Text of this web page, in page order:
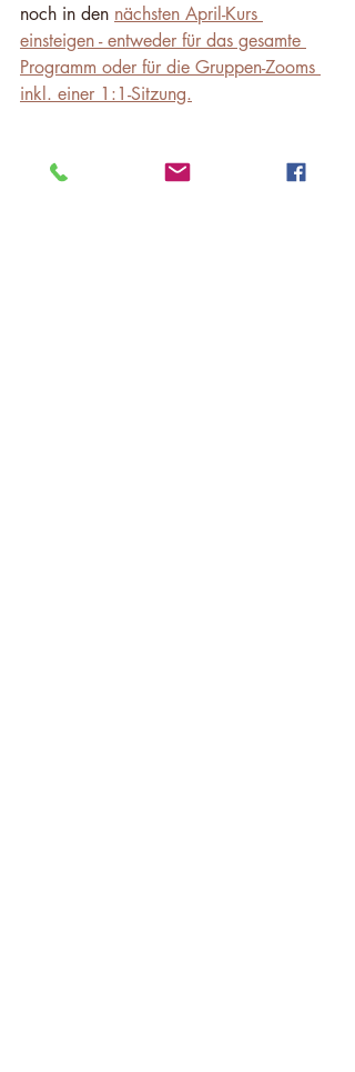
noch in den nächsten April-Kurs
einsteigen - entweder für das gesamte
Programm oder für die Gruppen-Zooms
inkl. einer 1:1-Sitzung.